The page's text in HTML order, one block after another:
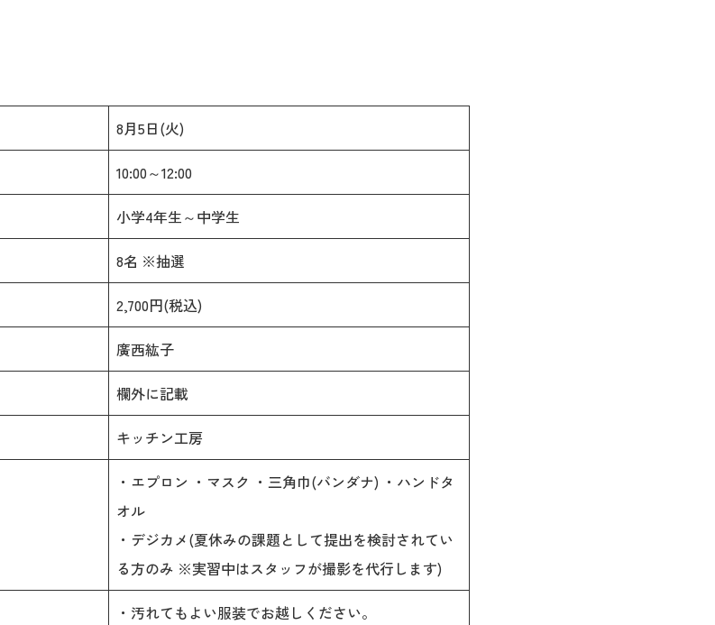
8月5日(火)
10:00～12:00
小学4年生～中学生
8名 ※抽選
2,700円(税込)
廣西紘子
欄外に記載
キッチン工房
・エプロン ・マスク ・三角巾(バンダナ) ・ハンドタ
オル
・デジカメ(夏休みの課題として提出を検討されてい
る方のみ ※実習中はスタッフが撮影を代行します)
・汚れてもよい服装でお越しください。